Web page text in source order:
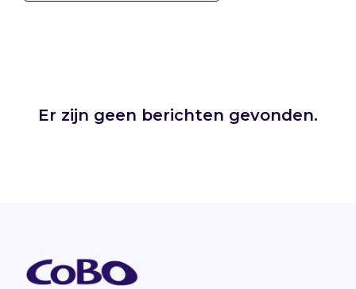
Er zijn geen berichten gevonden.